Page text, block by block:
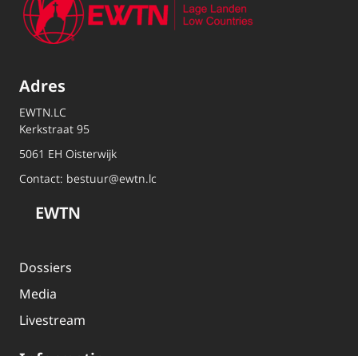
Adres
EWTN.LC
Kerkstraat 95
5061 EH Oisterwijk
Contact: bestuur@ewtn.lc
EWTN
Dossiers
Media
Livestream